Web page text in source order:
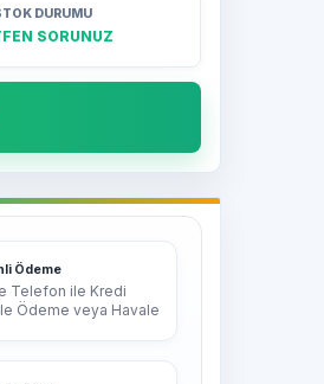
DURUMU
SORUNUZ
Ödeme
Telefon ile Kredi
ile Ödeme veya Havale